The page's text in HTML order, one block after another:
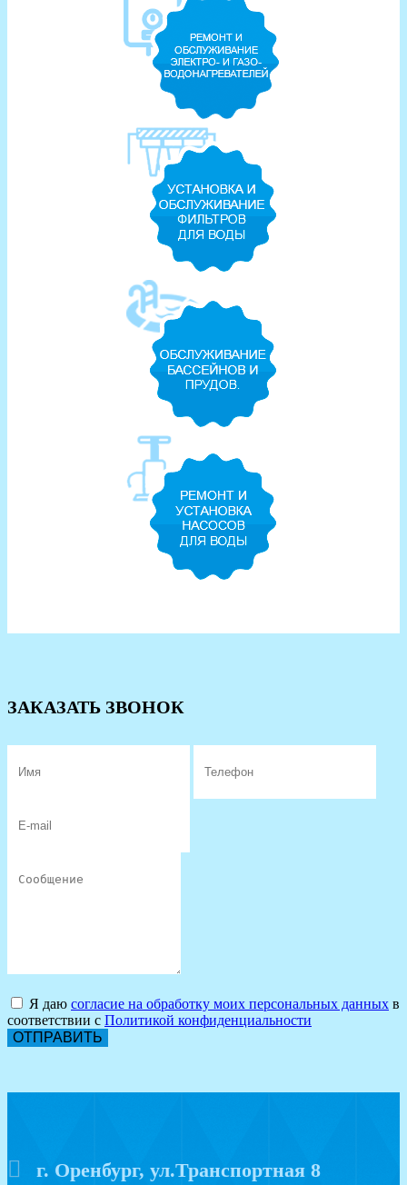
ЗАКАЗАТЬ ЗВОНОК
Я даю согласие на обработку моих персональных данных в
соответствии с Политикой конфиденциальности
ОТПРАВИТЬ
г. Оренбург, ул.Транспортная 8